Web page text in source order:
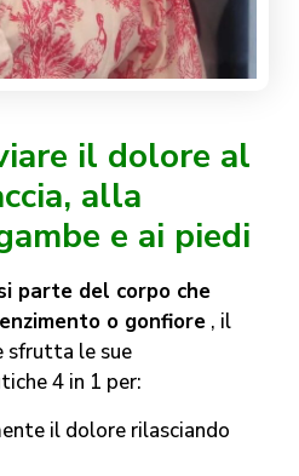
il dolore al
alla
e ai piedi
parte del corpo che
o gonfiore , il
sfrutta le sue
4 in 1 per:
il dolore rilasciando